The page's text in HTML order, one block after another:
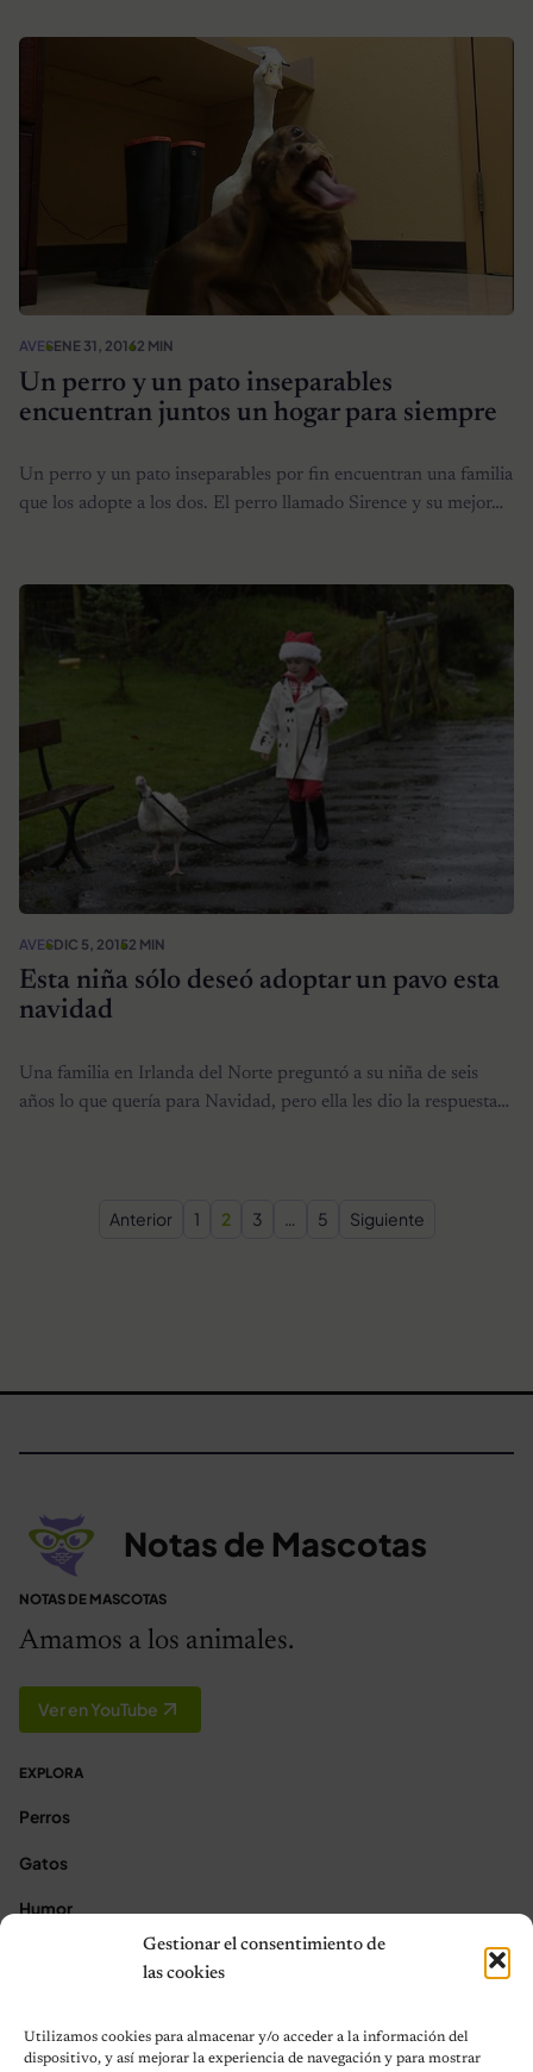
Gestionar el consentimiento de
las cookies
Utilizamos cookies para almacenar y/o acceder a la información del
dispositivo, y así mejorar la experiencia de navegación y para mostrar
AVESENE 31, 20162 MIN
Un perro y un pato inseparables
encuentran juntos un hogar para siempre
Un perro y un pato inseparables por fin encuentran una familia
que los adopte a los dos. El perro llamado Sirence y su mejor…
AVESDIC 5, 20152 MIN
Esta niña sólo deseó adoptar un pavo esta
navidad
Una familia en Irlanda del Norte preguntó a su niña de seis
años lo que quería para Navidad, pero ella les dio la respuesta…
Paginación de entradas
Anterior 1 2 3 … 5 Siguiente
Notas de Mascotas
NOTAS DE MASCOTAS
Amamos a los animales.
Ver en YouTube
EXPLORA
Perros
Gatos
Humor
Contacto